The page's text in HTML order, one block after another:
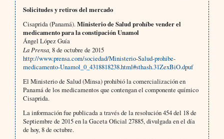
Solicitudes y retiros del mercado
Cisaprida (Panamá).Ministerio de Salud prohíbe vender el
medicamento para la constipación Unamol
Ángel López Guía
La Prensa, 8 de octubre de 2015
http://www.prensa.com/sociedad/Ministerio-Salud-prohibe-
medicamento-Unamol_0_4318818238.html#sthash.31ZexBiO.dpuf
El Ministerio de Salud (Minsa) prohibió la comercialización en
Panamá de los medicamentos que contengan el componente químico
Cisaprida.
La información fue publicada a través de la resolución 454 del 18 de
Septiembre de 2015 en la Gaceta Oficial 27885, divulgada en el día
de hoy, 8 de octubre.